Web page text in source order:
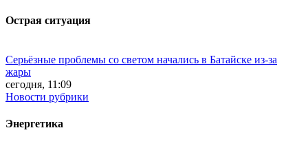
Острая ситуация
Серьёзные проблемы со светом начались в Батайске из-за
жары
сегодня, 11:09
Новости рубрики
Энергетика